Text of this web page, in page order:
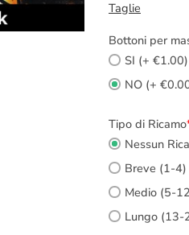
Taglie
Bottoni per
SI (+ €1.00)
NO (+
Tipo di Ricamo
Nessun
Breve (1-
Medio (5-
Lungo (13-